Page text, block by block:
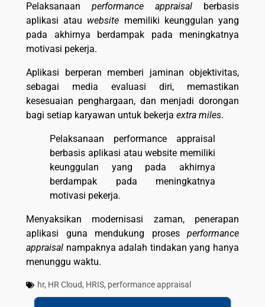
Pelaksanaan performance appraisal berbasis
aplikasi atau website memiliki keunggulan yang
pada akhirnya berdampak pada meningkatnya
motivasi pekerja.
Aplikasi berperan memberi jaminan objektivitas,
sebagai media evaluasi diri, memastikan
kesesuaian penghargaan, dan menjadi dorongan
bagi setiap karyawan untuk bekerja extra miles.
Pelaksanaan performance appraisal
berbasis aplikasi atau website memiliki
keunggulan yang pada akhirnya
berdampak pada meningkatnya
motivasi pekerja.
Menyaksikan modernisasi zaman, penerapan
aplikasi guna mendukung proses performance
appraisal nampaknya adalah tindakan yang hanya
menunggu waktu.
hr, HR Cloud, HRIS, performance appraisal